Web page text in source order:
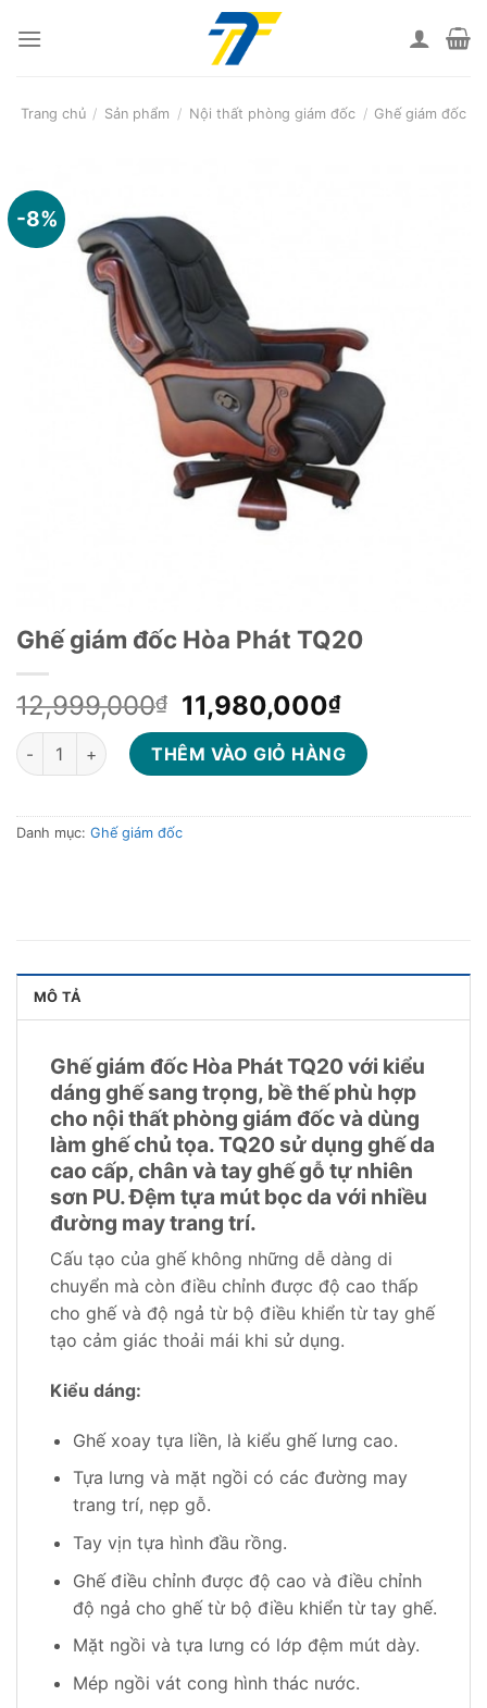
Trang chủ / Sản phẩm / Nội thất phòng giám đốc / Ghế giám đốc
-8%
Ghế giám đốc Hòa Phát TQ20
12,999,000₫
Giá
gốc
là:
12,999,000₫.
11,980,000₫Giá
hiện
tại
là:
Ghế giám đốc Hòa Phát TQ20 số lượng
THÊM VÀO GIỎ HÀNG
Danh mục: Ghế giám đốc
MÔ TẢ
Ghế giám đốc Hòa Phát TQ20 với kiểu
dáng ghế sang trọng, bề thế phù hợp
cho nội thất phòng giám đốc và dùng
làm ghế chủ tọa. TQ20 sử dụng ghế da
cao cấp, chân và tay ghế gỗ tự nhiên
sơn PU. Đệm tựa mút bọc da với nhiều
đường may trang trí.
Cấu tạo của ghế không những dễ dàng di
chuyển mà còn điều chỉnh được độ cao thấp
cho ghế và độ ngả từ bộ điều khiển từ tay ghế
tạo cảm giác thoải mái khi sử dụng.
Kiểu dáng:
Ghế xoay tựa liền, là kiểu ghế lưng cao.
Tựa lưng và mặt ngồi có các đường may
trang trí, nẹp gỗ.
Tay vịn tựa hình đầu rồng.
Ghế điều chỉnh được độ cao và điều chỉnh
độ ngả cho ghế từ bộ điều khiển từ tay ghế.
Mặt ngồi và tựa lưng có lớp đệm mút dày.
Mép ngồi vát cong hình thác nước.